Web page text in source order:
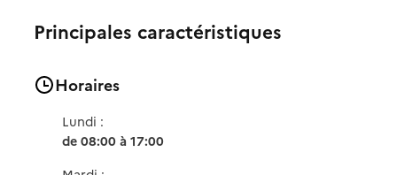
Principales caractéristiques
Horaires
Lundi :
de 08:00 à 17:00